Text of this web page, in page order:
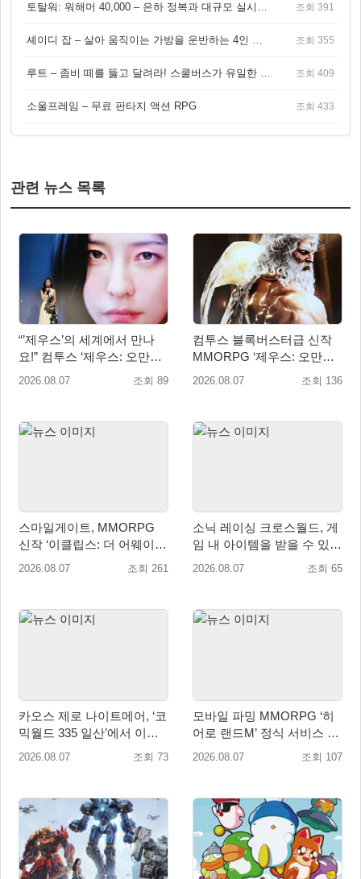
토탈워: 워해머 40,000 – 은하 정복과 대규모 실시간 전투가 결합된 전략 게임! 조회 391
셰이디 잡 – 살아 움직이는 가방을 운반하는 4인 협동 물리 어드벤처 게임 조회 355
루트 – 좀비 떼를 뚫고 달려라! 스쿨버스가 유일한 집이 되는 4인 협동 생존 게임 조회 409
소울프레임 – 무료 판타지 액션 RPG 조회 433
관련 뉴스 목록
“’제우스’의 세계에서 만나
요!” 컴투스 ‘제우스: 오만의
신’ 쇼케이스 찾은 배우 박지
2026.08.07 조회 89
컴투스 블록버스터급 신작
MMORPG ‘제우스: 오만의
신’, 8월 26일 출시!
2026.08.07 조회 136
스마일게이트, MMORPG
신작 ‘이클립스: 더 어웨이크
닝’ 9월 10일 론칭!
2026.08.07 조회 261
소닉 레이싱 크로스월드, 게
임 내 아이템을 받을 수 있는
‘레전드 대회 라운드 7’ 개최!
2026.08.07 조회 65
카오스 제로 나이트메어, ‘코
믹월드 335 일산’에서 이용
자 소통 예고
2026.08.07 조회 73
모바일 파밍 MMORPG ‘히
어로 랜드M’ 정식 서비스 돌
입
2026.08.07 조회 107